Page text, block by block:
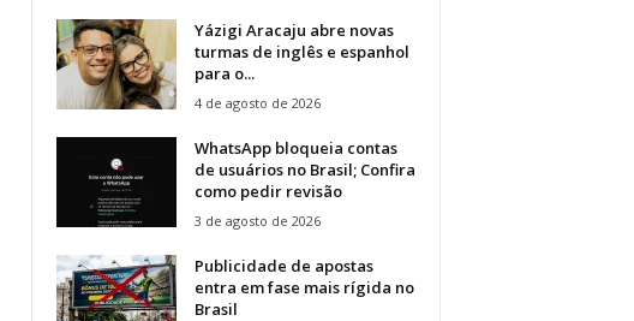
Yázigi Aracaju abre novas
turmas de inglês e espanhol
para o...
4 de agosto de 2026
WhatsApp bloqueia contas
de usuários no Brasil; Confira
como pedir revisão
3 de agosto de 2026
Publicidade de apostas
entra em fase mais rígida no
Brasil